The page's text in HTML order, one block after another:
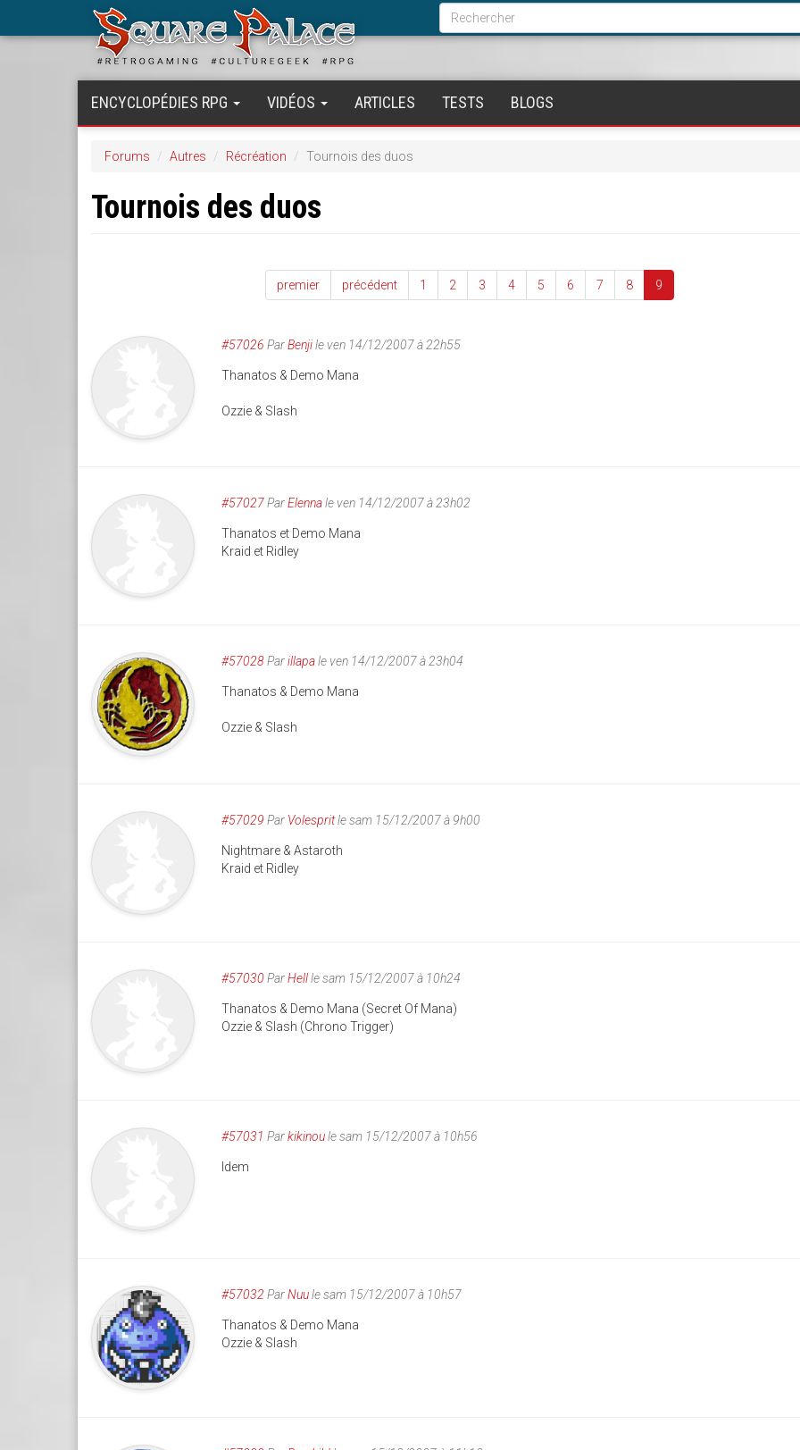
Formulaire
de
recherche
Rechercher
ENCYCLOPÉDIES RPG VIDÉOS ARTICLES TESTS BLOGS
Forums Autres Récréation Tournois des duos
Tournois des duos
premier précédent 1 2 3 4 5 6 7 8 9
#57026 ParBenjile ven 14/12/2007 à 22h55
Thanatos & Demo Mana
Ozzie & Slash
#57027ParElennale ven 14/12/2007 à 23h02
Thanatos et Demo Mana
Kraid et Ridley
#57028Parillapale ven 14/12/2007 à 23h04
Thanatos & Demo Mana
Ozzie & Slash
#57029 Par Volespritle sam 15/12/2007 à 9h00
Nightmare & Astaroth
Kraid et Ridley
#57030 ParHellle sam 15/12/2007 à 10h24
Thanatos & Demo Mana (Secret Of Mana)
Ozzie & Slash (Chrono Trigger)
#57031 Parkikinoule sam 15/12/2007 à 10h56
Idem
#57032 ParNuule sam 15/12/2007 à 10h57
Thanatos & Demo Mana
Ozzie & Slash